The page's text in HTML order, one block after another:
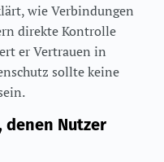
wie Verbindungen
direkte Kontrolle
er Vertrauen in
sollte keine
denen Nutzer